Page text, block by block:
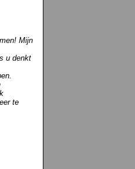
Mijn
u denkt
te